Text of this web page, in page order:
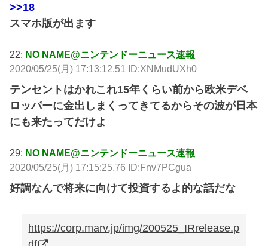
>>18
スマホ版が出ます
22: NO NAME@ニンテンドーニュース速報
2020/05/25(月) 17:13:12.51 ID:XNMudUXh0
テンセントはかれこれ15年くらい前から欧米デベ
ロッパーに金出しまくってきてるからその波が日本
にも来たってだけよ
29: NO NAME@ニンテンドーニュース速報
2020/05/25(月) 17:15:25.76 ID:Fnv7PCgua
好調なんで将来に向けて投資するよ的な話だな
https://corp.marv.jp/img/200525_IRrelease.p